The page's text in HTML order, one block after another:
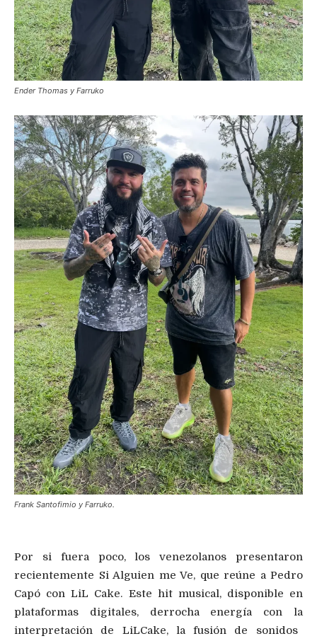
Ender Thomas y Farruko
Frank Santofimio y Farruko.
Por si fuera poco, los venezolanospresentaron
recientemente Si Alguien me Ve, que reúne a Pedro
Capó conLiL Cake. Este hit musical, disponible en
plataformas digitales, derrocha energía con la
interpretación de LiLCake, lafusión de sonidos